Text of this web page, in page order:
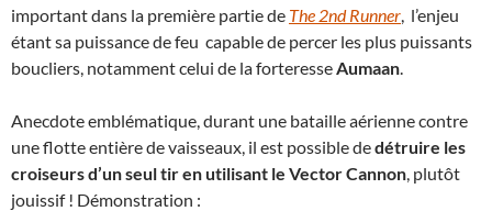
important dans la première partie de The 2nd Runner , l’enjeu
étant sa puissance de feu capable de percer les plus puissants
boucliers, notamment celui de la forteresse Aumaan
Anecdote emblématique, durant une bataille aérienne contre
une flotte entière de vaisseaux, il est possible dedétruire les
croiseurs d’un seul tir en utilisant le Vector Cannon , plutôt
jouissif ! Démonstration :